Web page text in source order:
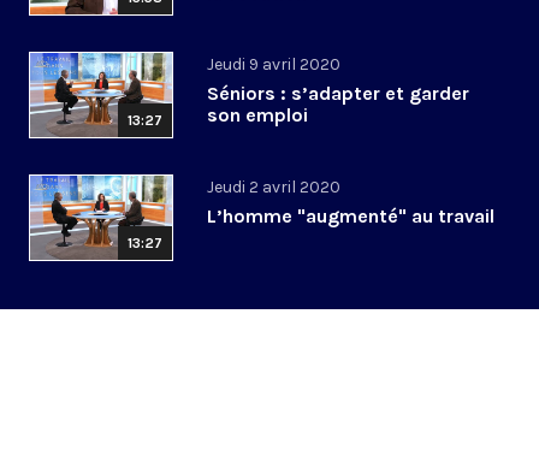
13:27
Jeudi 9 avril 2020
Séniors : s’adapter et garder
son emploi
13:27
Jeudi 2 avril 2020
L’homme "augmenté" au travail